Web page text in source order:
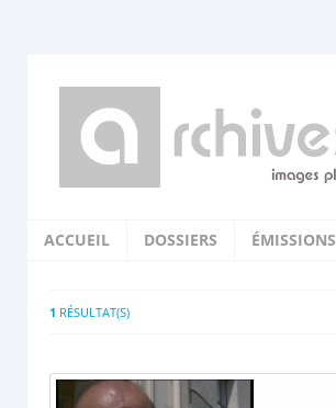
ACCUEIL DOSSIERS ÉMISSIONS
1 RÉSULTAT(S)